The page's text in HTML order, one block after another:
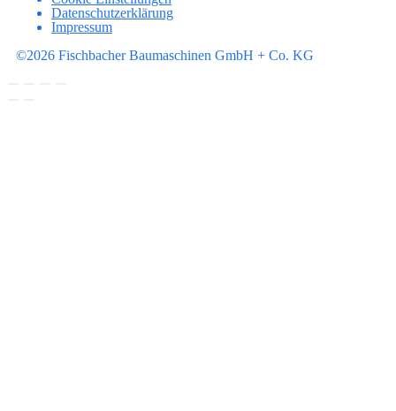
Datenschutzerklärung
Impressum
©2026 Fischbacher Baumaschinen GmbH + Co. KG